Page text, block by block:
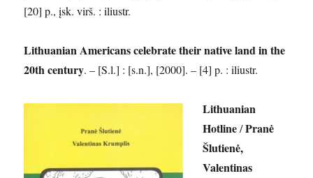
[20] p., įsk. virš. : iliustr.
Lithuanian Americans celebrate their native land in the
20th century. – [S.l.] : [s.n.], [2000]. – [4] p. : iliustr.
Lithuanian
Hotline/Pranė
Šlutienė,
Valentinas